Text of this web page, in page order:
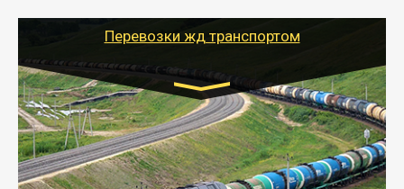
Перевозки жд транспортом
Цена за км рассчитывается
индивидуально
- Организация перевозок ж/д транспортом - быстро,